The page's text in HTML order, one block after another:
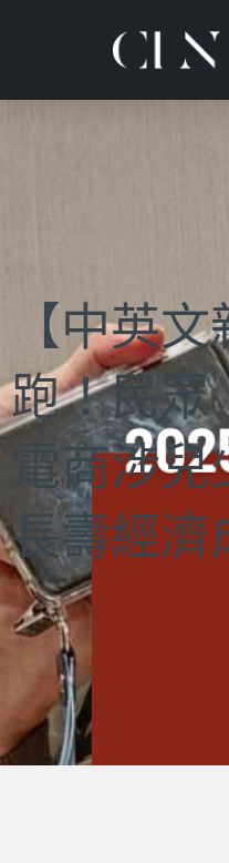
【中英
跑！民眾
電商涉
長壽經濟